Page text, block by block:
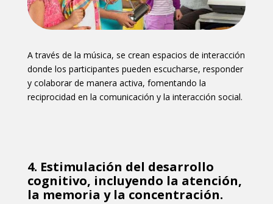
A través de la música, se crean espacios de interacción
donde los participantes pueden escucharse, responder
y colaborar de manera activa, fomentando la
reciprocidad en la comunicación y la interacción social.
4. Estimulación del desarrollo
cognitivo, incluyendo la atención,
la memoria y la concentración.